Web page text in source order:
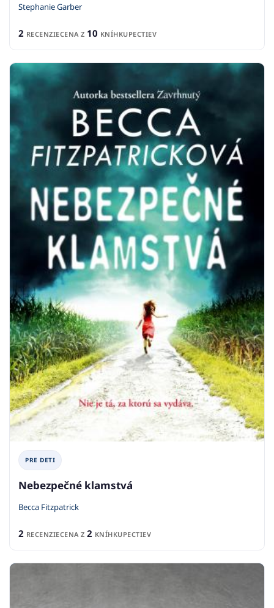
Stephanie Garber
2 RECENZIECENA Z 10 KNÍHKUPECTIEV
PRE DETI
Nebezpečné klamstvá
Becca Fitzpatrick
2 RECENZIECENA Z 2 KNÍHKUPECTIEV